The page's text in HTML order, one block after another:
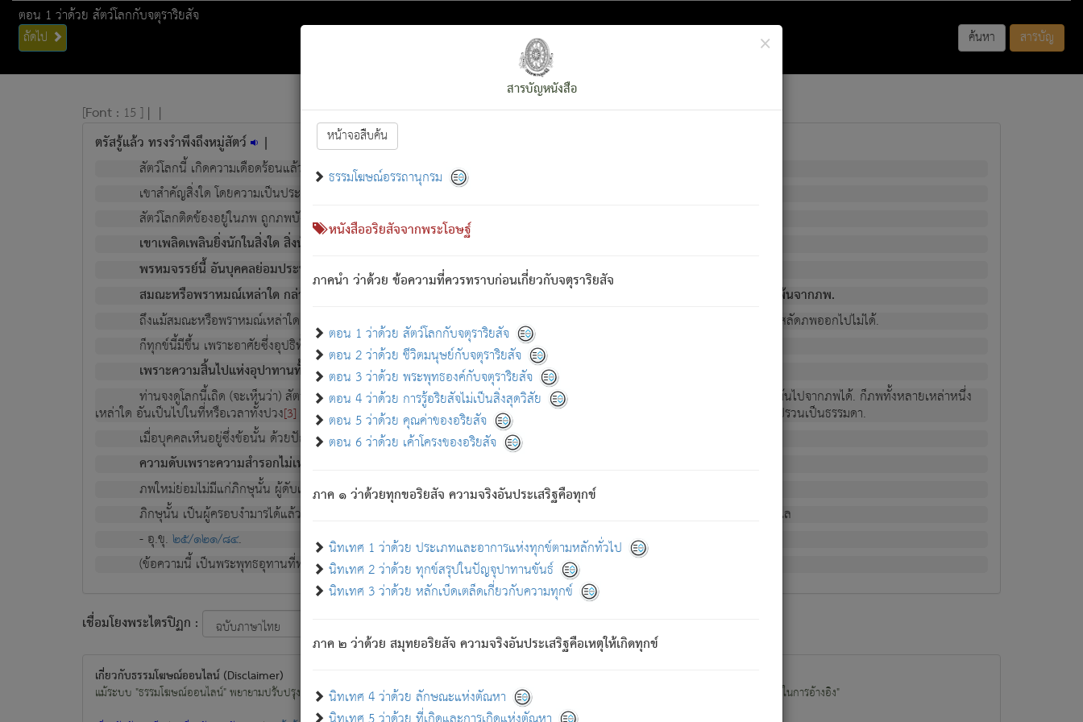
ตอน 1 ว่าด้วย สัตว์โลกกับจตุราริยสัจ
ถัดไป ค้นหา สารบัญ
×
สารบัญหนังสือ
หน้าจอสืบค้น
ธรรมโฆษณ์อรรถานุกรม
หนังสืออริยสัจจากพระโอษฐ์
ภาคนำ ว่าด้วย ข้อความที่ควรทราบก่อนเกี่ยวกับจตุราริยสัจ
ตอน 1 ว่าด้วย สัตว์โลกกับจตุราริยสัจ
ตอน 2 ว่าด้วย ชีวิตมนุษย์กับจตุราริยสัจ
ตอน 3 ว่าด้วย พระพุทธองค์กับจตุราริยสัจ
ตอน 4 ว่าด้วย การรู้อริยสัจไม่เป็นสิ่งสุดวิสัย
ตอน 5 ว่าด้วย คุณค่าของอริยสัจ
ตอน 6 ว่าด้วย เค้าโครงของอริยสัจ
ภาค ๑ ว่าด้วยทุกขอริยสัจ ความจริงอันประเสริฐคือทุกข์
นิทเทศ 1 ว่าด้วย ประเภทและอาการแห่งทุกข์ตามหลักทั่วไป
นิทเทศ 2 ว่าด้วย ทุกข์สรุปในปัญจุปาทานขันธ์
นิทเทศ 3 ว่าด้วย หลักเบ็ดเตล็ดเกี่ยวกับความทุกข์
ภาค ๒ ว่าด้วย สมุทยอริยสัจ ความจริงอันประเสริฐคือเหตุให้เกิดทุกข์
นิทเทศ 4 ว่าด้วย ลักษณะแห่งตัณหา
[Font : 15 ] | |
ตรัสรู้แล้ว ทรงรำพึงถึงหมู่สัตว์ |
สัตว์โลกนี้ เกิดความเดือดร้อนแล้ว มีผัสสะบังหน้า[1]ย่อมกล่าวซึ่งโรค (ความเสียดแทง) นั้นโดยความเป็นตัวเป็นตน
เขาสำคัญสิ่งใด โดยความเป็นประการใด แต่สิ่งนั้นย่อมเป็น (ตามที่เป็นจริง) โดยประการอื่นจากที่เขาสำคัญนั้น
สัตว์โลกติดข้องอยู่ในภพ ถูกภพบังหน้าแล้ว มีภพโดยความเป็นอย่างอื่น (จากที่มันเป็นอยู่จริง) จึงได้เพลิดเพลินยิ่งนักในภพนั้น
เขาเพลิดเพลินยิ่งนักในสิ่งใด สิ่งนั้นเป็นภัย (ที่เขาไม่รู้จัก) : เขากลัวต่อสิ่งใดสิ่งนั้นเป็นทุกข์
พรหมจรรย์นี้ อันบุคคลย่อมประพฤติ ก็เพื่อการละขาดซึ่งภพ.
สมณะหรือพราหมณ์เหล่าใด กล่าวความหลุดพ้นจากภพว่ามีได้เพราะภพ เรากล่าวว่า สมณะหรือพราหมณ์ทั้งปวงนั้น มิใช่ผู้หลดพ้นจากภพ.
ถึงแม้สมณะหรือพราหมณ์เหล่าใด กล่าวความออกไปได้จากภพ ว่ามีได้เพราะวิภพ[2]
: เรากล่าวว่า สมณะหรือพราหมณ์ทั้งปวงนั้น ก็ยังสลัดภพออกไปไม่ได้.
ก็ทุกข์นี้มีขึ้น เพราะอาศัยซึ่งอุปธิทั้งปวง.
เพราะความสิ้นไปแห่งอุปาทานทั้งปวง ความเกิดขึ้นแห่งทุกข์จึงไม่มี.
ท่านจงดูโลกนี้เถิด (จะเห็นว่า) สัตว์ทั้งหลายอันอวิชาหนาแน่นบังหนาแล้ว; และว่า สัตว์ผู้ยินดีในภพอันเป็นแล้วนั้น ย่อมไม่เป็นผู้หลุดพ้นไปจากภพได้. ก็ภพทั้งหลายเหล่าหนึ่ง
เหล่าใด อันเป็นไปในที่หรือเวลาทั้งปวง[3] เพื่อความมีแห่งประโยชน์โดยประการทั้งปวง; ภพทั้งหลายทั้งหมดนั้น ไม่เที่ยง เป็นทุกข์ มีความแปรปรวนเป็นธรรมดา.
เมื่อบุคคลเห็นอยู่ซึ่งข้อนั้น ด้วยปัญญาอันชอบตามที่เป็นจริงอย่างนี้อยู่; เขาย่อมละภวตัณหาได้ และไม่เพลิดเพลินวิภวตัณหาด้วย.
ความดับเพราะความสำรอกไม่เหลือ (แห่งภพทั้งหลาย) เพราะความสิ้นไปแห่งตัณหาโดยประการทั้งปวง นั้นคือนิพพาน.
ภพใหม่ย่อมไม่มีแก่ภิกษุนั้น ผู้ดับเย็นสนิทแล้ว เพราะไม่มีความยึดมั่น
ภิกษุนั้น เป็นผู้ครอบงำมารได้แล้ว ชนะสงครามแล้ว ก้าวล่วงภพทั้งหลายทั้งปวงได้แล้ว เป็นผู้คงที่ (คือไม่เปลี่ยนแปลงอีกต่อไป). ดังนี้แล
- อุ.ขุ.๒๕/๑๒๑/๘๔.
(ข้อความนี้ เป็นพระพุทธอุทานที่ทรงเปล่งออก ที่โคนต้นโพธิ์เป็นที่ตรัสรู้ เมื่อตรัสรู้แล้วได้ 7 วัน)
เชื่อมโยงพระไตรปิฏก :
เกี่ยวกับธรรมโฆษณ์ออนไลน์ (Disclaimer)
แม้ระบบ "ธรรมโฆษณ์ออนไลน์" พยายามปรับปรุงข้อมูลให้ถูกต้องมากที่สุด ผู้ศึกษาก็พึงตรวจสอบกับตัวเล่มหนังสือต้นฉบับ ที่มีการพิมพ์ครั้งล่าสุด ก่อนนำข้อมูลไปใช้ในการอ้างอิง"